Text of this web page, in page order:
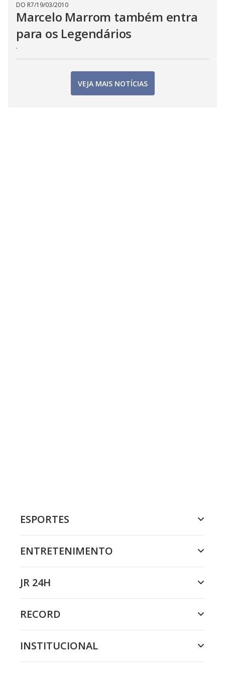
DO R7/19/03/2010
Marcelo Marrom também entra
para os Legendários
.
VEJA MAIS NOTÍCIAS
ESPORTES
ENTRETENIMENTO
JR 24H
RECORD
INSTITUCIONAL